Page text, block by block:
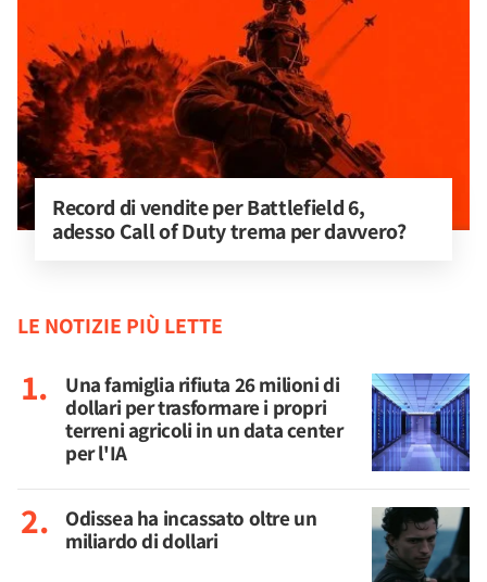
Record di vendite per Battlefield 6,
adesso Call of Duty trema per davvero?
LE NOTIZIE PIÙ LETTE
Una famiglia rifiuta 26 milioni di
dollari per trasformare i propri
terreni agricoli in un data center
per l'IA
Odissea ha incassato oltre un
miliardo di dollari